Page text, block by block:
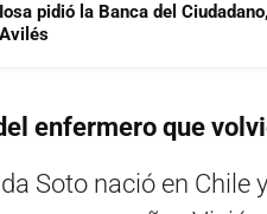
Iosa pidió la Banca del
Avilés
enfermero que
Soto nació en